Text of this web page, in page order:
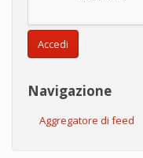
Accedi
Navigazione
Aggregatore di feed